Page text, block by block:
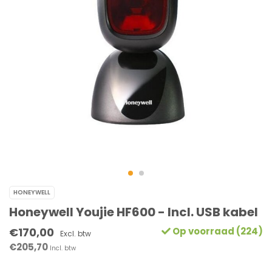
HONEYWELL
Honeywell Youjie HF600 - Incl. USB kabel
€170,00 Excl. btw
€205,70 Incl. btw
Op voorraad (224)